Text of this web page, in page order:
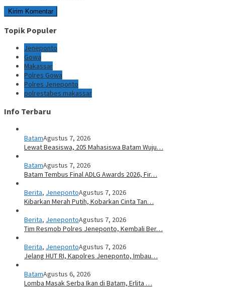
Topik Populer
Jeneponto
Gowa
Makassar
Polres Gowa
Polres Jeneponto
polrestabes makassar
Info Terbaru
BatamAgustus 7, 2026
Lewat Beasiswa, 205 Mahasiswa Batam Wuju…
BatamAgustus 7, 2026
Batam Tembus Final ADLG Awards 2026, Fir…
Berita, JenepontoAgustus 7, 2026
Kibarkan Merah Putih, Kobarkan Cinta Tan…
Berita, JenepontoAgustus 7, 2026
Tim Resmob Polres Jeneponto, Kembali Ber…
Berita, JenepontoAgustus 7, 2026
Jelang HUT RI, Kapolres Jeneponto, Imbau…
BatamAgustus 6, 2026
Lomba Masak Serba Ikan di Batam, Erlita …